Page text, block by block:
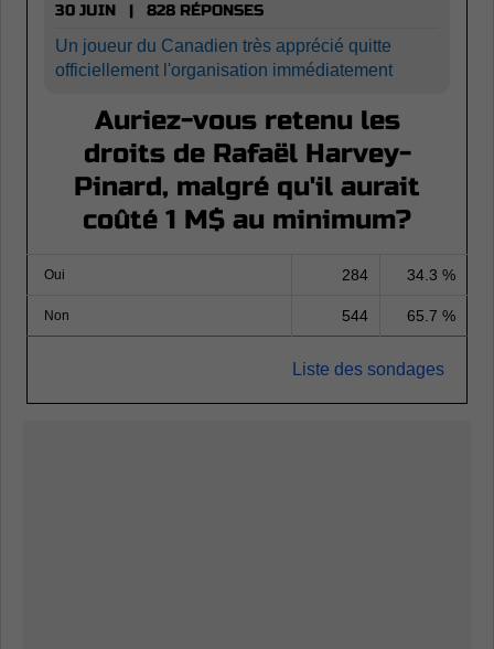
30 JUIN | 828 RÉPONSES
Un joueur du Canadien très apprécié quitte
officiellement l'organisation immédiatement
Auriez-vous retenu les
droits de Rafaël Harvey-
Pinard, malgré qu'il aurait
coûté 1 M$ au minimum?
Oui 284 34.3 %
Non 544 65.7 %
Liste des sondages